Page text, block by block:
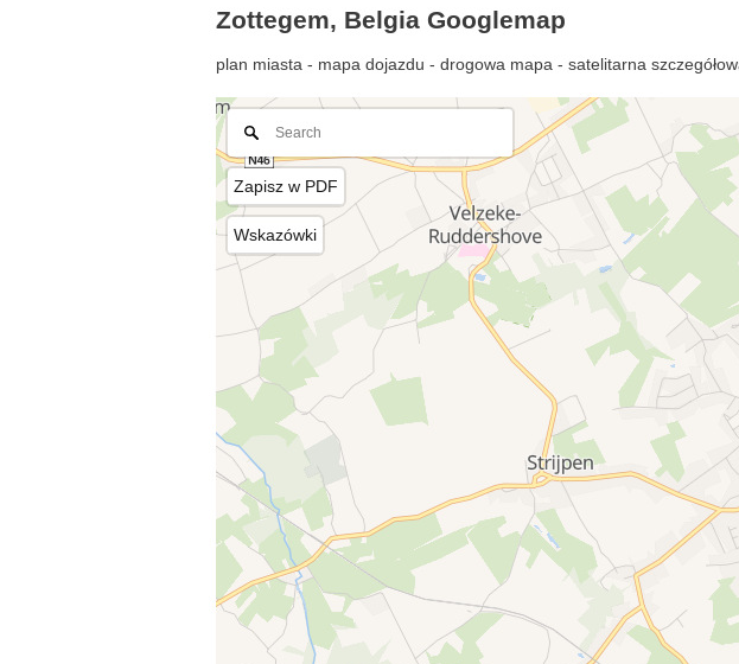
Zottegem, Belgia Googlemap
plan miasta - mapa dojazdu - drogowa mapa - satelitarna
Zapisz w PDF
Wskazówki